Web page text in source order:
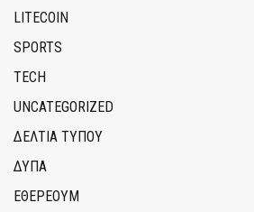
LITECOIN
SPORTS
TECH
UNCATEGORIZED
ΔΕΛΤΙΑ ΤΥΠΟΥ
ΔΥΠΑ
ΕΘΈΡΕΟΥΜ